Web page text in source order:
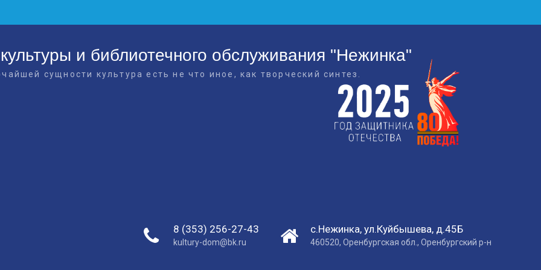
и библиотечного обслуживания "Нежинка"
сущности культура есть не что иное, как творческий синтез.
8 (353) 256-27-43
kultury-dom@bk.ru
с.Нежинка, ул.Куйбышева, д.45Б
460520, Оренбургская обл., Оренбургский р-н